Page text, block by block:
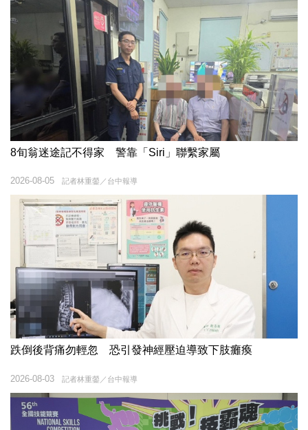
8旬翁迷途記不得家 警靠「Siri」聯繫家屬
記者林重鎣／台中報導
2026-08-05
跌倒後背痛勿輕忽 恐引發神經壓迫導致下肢癱瘓
記者林重鎣／台中報導
2026-08-03